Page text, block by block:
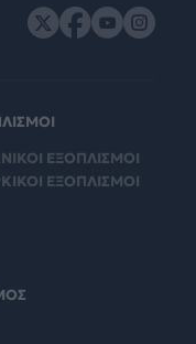
ΕΞΟΠΛΙΣΜΟΙ
ΕΞΟΠΛΙΣΜΟΙ